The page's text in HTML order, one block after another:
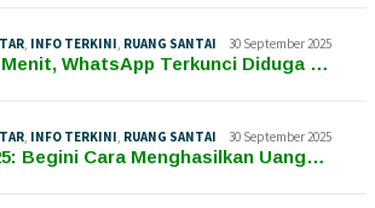
, INFO TERKINI, RUANG SANTAI 30 September 2025
Menit, WhatsApp Terkunci Diduga …
, INFO TERKINI, RUANG SANTAI 30 September 2025
Begini Cara Menghasilkan Uang…